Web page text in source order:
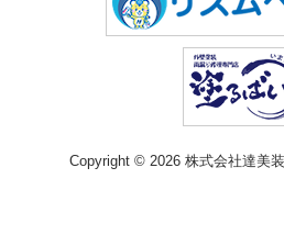
Copyright © 2026 株式会社達美